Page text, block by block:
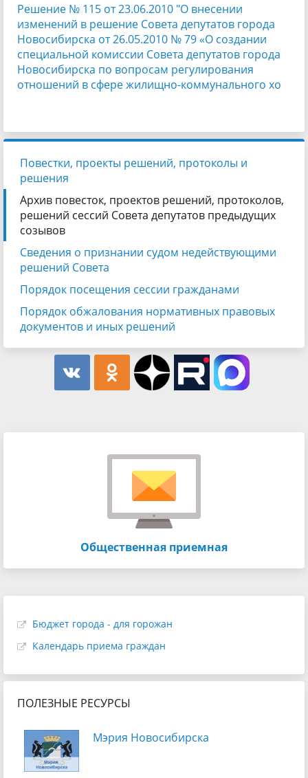
Решение № 115 от 23.06.2010 "О внесении
изменений в решение Совета депутатов города
Новосибирска от 26.05.2010 № 79 «О создании
специальной комиссии Совета депутатов города
Новосибирска по вопросам регулирования
отношений в сфере жилищно-коммунального хо
Повестки, проекты решений, протоколы и
решения
Архив повесток, проектов решений, протоколов,
решений сессий Совета депутатов предыдущих
созывов
Сведения о признании судом недействующими
решений Совета
Порядок посещения сессии гражданами
Порядок обжалования нормативных правовых
документов и иных решений
Общественная приемная
Бюджет города - для горожан
Календарь приема граждан
ПОЛЕЗНЫЕ РЕСУРСЫ
Мэрия Новосибирска